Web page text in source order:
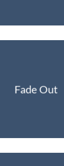
Fade Out